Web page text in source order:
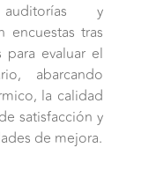
y
encuestas tras
evaluar el
abarcando
la calidad
satisfacción y
de mejora.